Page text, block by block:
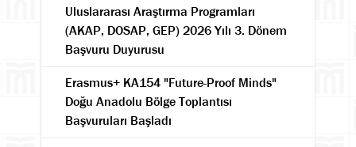
Uluslararası Araştırma Programları
(AKAP, DOSAP, GEP) 2026 Yılı 3. Dönem
Başvuru Duyurusu
Erasmus+ KA154 "Future-Proof Minds"
Doğu Anadolu Bölge Toplantısı
Başvuruları Başladı